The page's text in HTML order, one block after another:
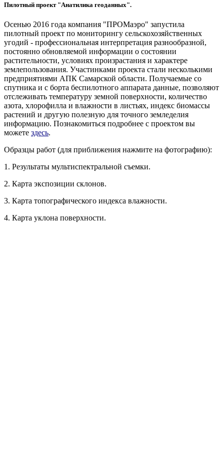
Пилотный проект "Анатилика геоданных".
Осенью 2016 года компания "ПРОМаэро" запустила
пилотный проект по мониторингу сельскохозяйственных
угодий - профессиональная интерпретация разнообразной,
постоянно обновляемой информации о состоянии
растительности, условиях произрастания и характере
землепользования. Участинками проекта стали несколькими
предприятиями АПК Самарской области. Получаемые со
спутника и с борта беспилотного аппарата данные, позволяют
отслеживать температуру земной поверхности, количество
азота, хлорофилла и влажности в листьях, индекс биомассы
растений и другую полезную для точного земледелия
информацию. Познакомиться подробнее с проектом вы
можете здесь.
Образцы работ (для приближения нажмите на фотографию):
1. Результаты мультиспектральной съемки.
2. Карта экспозиции склонов.
3. Карта топографического индекса влажности.
4. Карта уклона поверхности.